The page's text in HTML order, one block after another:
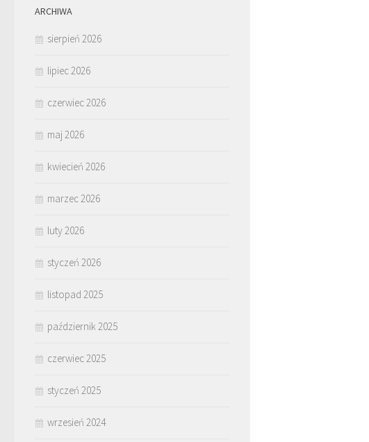
ARCHIWA
sierpień 2026
lipiec 2026
czerwiec 2026
maj 2026
kwiecień 2026
marzec 2026
luty 2026
styczeń 2026
listopad 2025
październik 2025
czerwiec 2025
styczeń 2025
wrzesień 2024